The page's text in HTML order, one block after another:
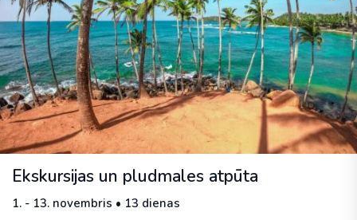
Ekskursijas un pludmales atpūta
1. - 13. novembris • 13 dienas